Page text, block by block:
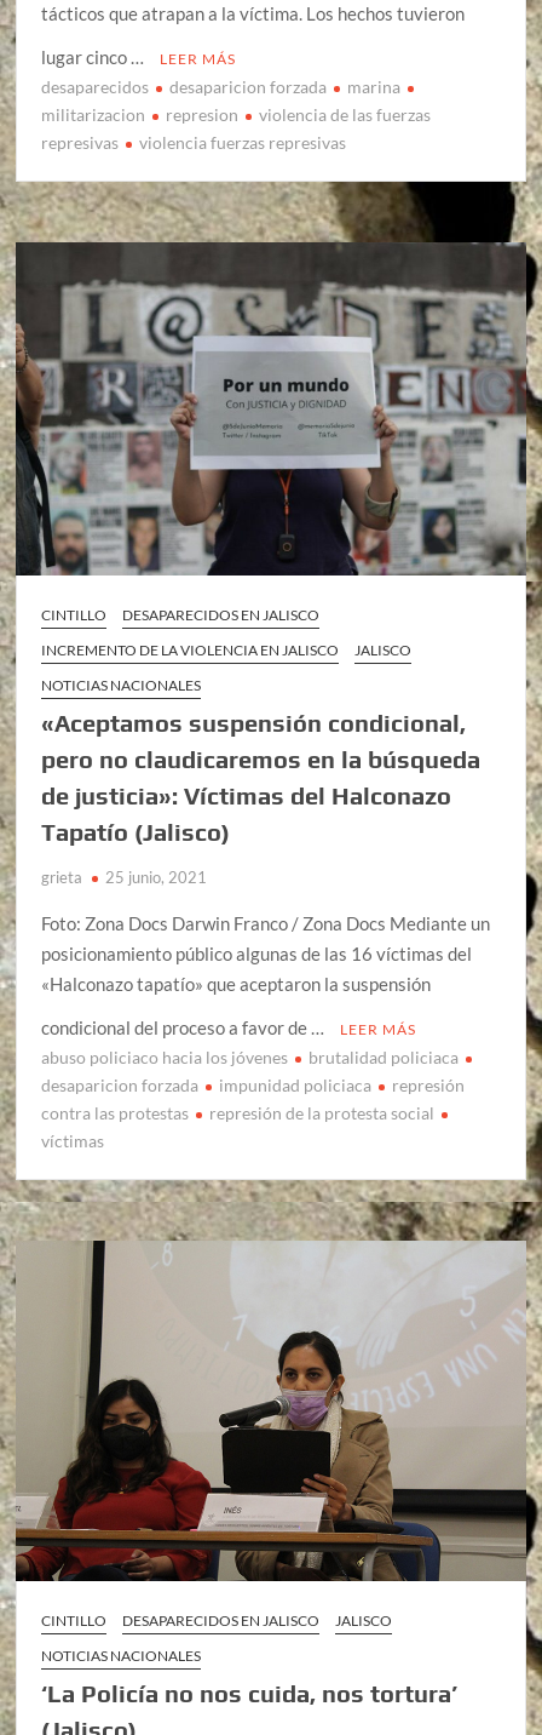
tácticos que atrapan a la víctima. Los hechos tuvieron
lugar cinco …
LEER MÁS
desaparecidos desaparicion forzada
marina
militarizacion
represion
violencia de las fuerzas
represivas
violencia fuerzas represivas
CINTILLO
DESAPARECIDOS EN JALISCO
INCREMENTO DE LA VIOLENCIA EN JALISCO
JALISCO
NOTICIAS NACIONALES
«Aceptamos suspensión condicional,
pero no claudicaremos en la búsqueda
de justicia»: Víctimas del Halconazo
Tapatío (Jalisco)
grieta 25 junio, 2021
Foto: Zona Docs Darwin Franco / Zona Docs Mediante un
posicionamiento público algunas de las 16 víctimas del
«Halconazo tapatío» que aceptaron la suspensión
condicional del proceso a favor de …
LEER MÁS
abuso policiaco hacia los jóvenes
brutalidad policiaca
desaparicion forzada
impunidad policiaca
represión
contra las protestas
represión de la protesta social
víctimas
CINTILLO DESAPARECIDOS EN JALISCO
JALISCO
NOTICIAS NACIONALES
‘La Policía no nos cuida, nos tortura’
(Jalisco)